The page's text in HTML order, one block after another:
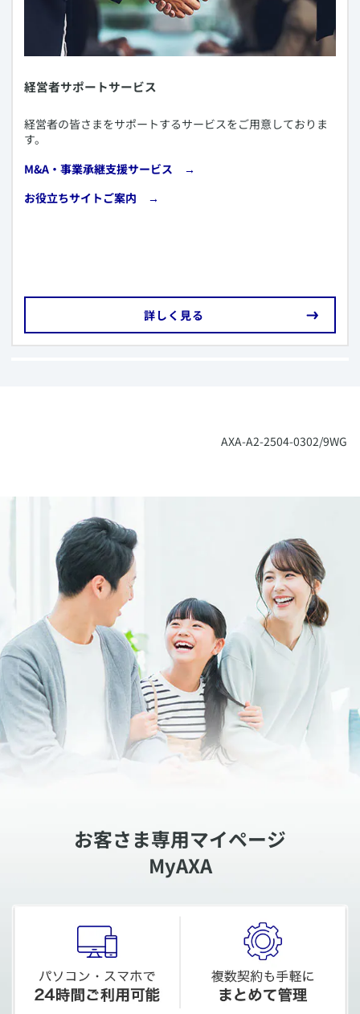
​経営者サポートサービス
​経営者の皆さまをサポートするサービスをご用意しておりま
す。
​M&A・事業承継支援サービス →
​お役立ちサイトご案内 →
​詳しく見る
​AXA-A2-2504-0302/9WG
お客さま専用マイページ
MyAXA